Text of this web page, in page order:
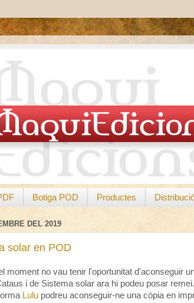
Botiga POD Productes
DEL 2019
solar en POD
moment no vau tenir l'oportunitat d'aconseguir
i de Sistema solar ara hi podeu posar remei.
Lulu podreu aconseguir-ne una còpia en